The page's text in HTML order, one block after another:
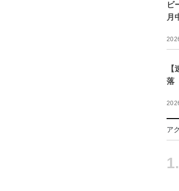
ビ
月
落
ア
1.